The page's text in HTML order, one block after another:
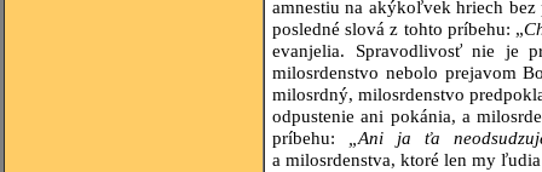
amnestiu na akýkoľvek hriech
posledné slová z tohto príbehu: „
evanjelia. Spravodlivosť nie je
milosrdenstvo nebolo prejavom
milosrdný, milosrdenstvo
odpustenie ani pokánia, a
príbehu:
„Ani ja ťa
a milosrdenstva, ktoré len my